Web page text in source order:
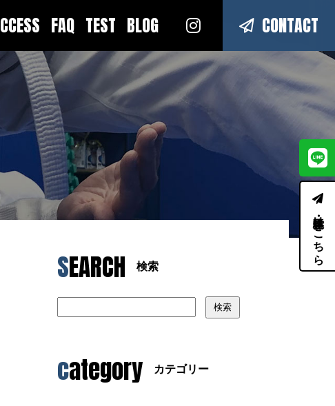
ACCESS FAQ TEST BLOG CONTACT
SEARCH 検索
検索
category カテゴリー
体験・見学はこちら